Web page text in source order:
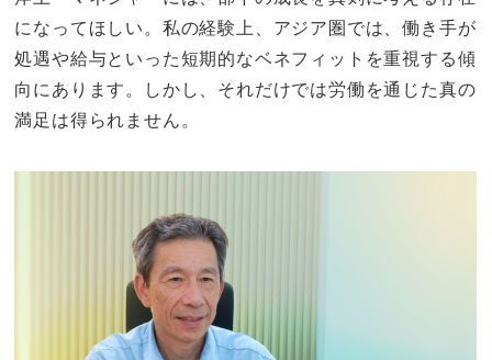
になってほしい。私の経験上、アジア圏では、働き手が
処遇や給与といった短期的なベネフィットを重視する傾
向にあります。しかし、それだけでは労働を通じた真の
満足は得られません。